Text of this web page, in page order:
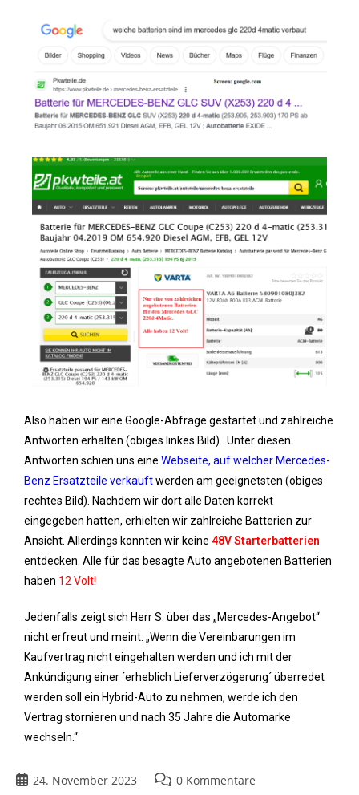
Also haben wir eine Google-Abfrage gestartet und zahlreiche
Antworten erhalten (obiges linkes Bild) . Unter diesen
Antworten schien uns eine Webseite, auf welcher Mercedes-
Benz Ersatzteile verkauftwerden am geeignetsten (obiges
rechtes Bild). Nachdem wir dort alle Daten korrekt
eingegeben hatten, erhielten wir zahlreiche Batterien zur
Ansicht. Allerdings konnten wir keine 48V Starterbatterien
entdecken. Alle für das besagte Auto angebotenen Batterien
haben 12 Volt!
Jedenfalls zeigt sich Herr S. über das „Mercedes-Angebot“
nicht erfreut und meint: „Wenn die Vereinbarungen im
Kaufvertrag nicht eingehalten werden und ich mit der
Ankündigung einer ´erheblich Lieferverzögerung´ überredet
werden soll ein Hybrid-Auto zu nehmen, werde ich den
Vertrag stornieren und nach 35 Jahre die Automarke
wechseln.“
24. November 2023 0 Kommentare